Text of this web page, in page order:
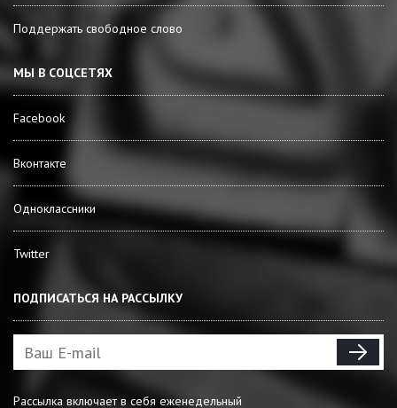
Поддержать свободное слово
МЫ В СОЦСЕТЯХ
Facebook
Вконтакте
Одноклассники
Twitter
ПОДПИСАТЬСЯ НА РАССЫЛКУ
Рассылка включает в себя еженедельный